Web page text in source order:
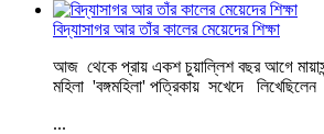
বিদ্যাসাগর আর তাঁর কালের মেয়েদের শিক্ষা
আজ থেকে প্রায় একশ চুয়াল্লিশ বছর আগে
মহিলা 'বঙ্গমহিলা' পত্রিকায় সখেদে
...